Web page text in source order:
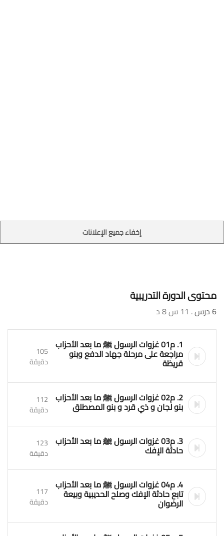
إخفاء جميع الإعلانات
محتوى الدورة التدريبية
6 درس . 11 س 8 د
1. م01 غزوات الرسول ﷺ ما بعد الأحزاب
مراجعة على مرحلة جهاد الدفع وبنو
قريظة
105
دقيقة
2. م02 غزوات الرسول ﷺ ما بعد الأحزاب
بنو لجان و ذي قرد و بنو المصطلق
112
دقيقة
3. م03 غزوات الرسول ﷺ ما بعد الأحزاب
حادثة الإفك
123
دقيقة
4. م04 غزوات الرسول ﷺ ما بعد الأحزاب
تابع حادثة الإفك وصلح الحديبية وبيعة
الرضوان
117
دقيقة